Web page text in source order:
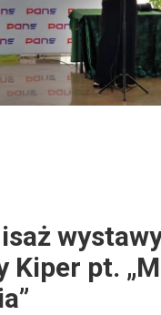
Kiper pt.